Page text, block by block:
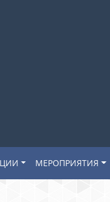
МЕРОПРИЯТИЯ